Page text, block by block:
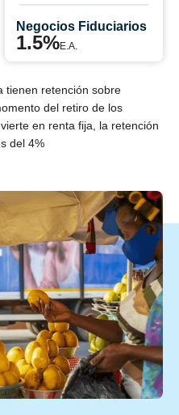
Negocios Fiduciarios
1.5%E.A.
tienen retención sobre
del retiro de los
en renta fija, la retención
del 4%